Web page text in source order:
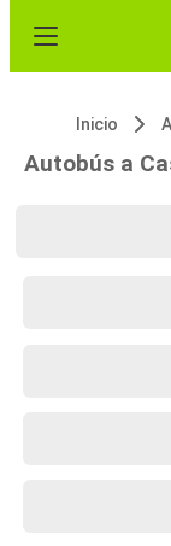
Inicio
Autobús a